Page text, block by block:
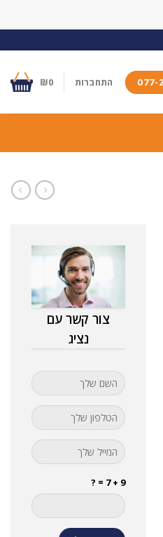
התחברות ₪0
צור קשר עם
נציג
9 + 7 = ?